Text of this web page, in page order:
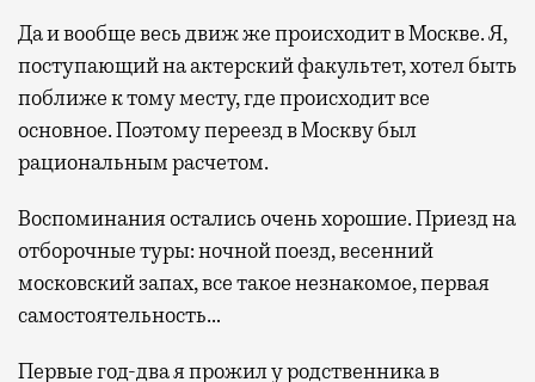
Да и вообще весь движ же происходит в Москве. Я,
поступающий на актерский факультет, хотел быть
поближе к тому месту, где происходит все
основное. Поэтому переезд в Москву был
рациональным расчетом.
Воспоминания остались очень хорошие. Приезд на
отборочные туры: ночной поезд, весенний
московский запах, все такое незнакомое, первая
самостоятельность…
Первые год-два я прожил у родственника в